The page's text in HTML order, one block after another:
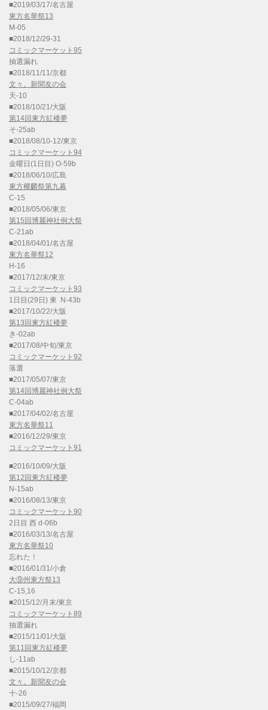
■2019/03/17/名古屋
東方名華祭13
M-05
■2018/12/29-31
コミックマーケット95
抽選漏れ
■2018/11/11/京都
文々。新聞友の会
天-10
■2018/10/21/大阪
第14回東方紅楼夢
そ-25ab
■2018/08/10-12/東京
コミックマーケット94
金曜日(1日目) O-59b
■2018/06/10/広島
東方椰麟祭第九幕
C-15
■2018/05/06/東京
第15回博麗神社例大祭
C-21ab
■2018/04/01/名古屋
東方名華祭12
H-16
■2017/12/末/東京
コミックマーケット93
1日目(29日) 東 N-43b
■2017/10/22/大阪
第13回東方紅楼夢
き-02ab
■2017/08/中旬/東京
コミックマーケット92
落選
■2017/05/07/東京
第14回博麗神社例大祭
C-04ab
■2017/04/02/名古屋
東方名華祭11
■2016/12/29/東京
コミックマーケット91
■2016/10/09/大阪
第12回東方紅楼夢
N-15ab
■2016/08/13/東京
コミックマーケット90
2日目 西 d-06b
■2016/03/13/名古屋
東方名華祭10
忘れた！
■2016/01/31/小倉
大⑨州東方祭13
C-15,16
■2015/12/月末/東京
コミックマーケット89
抽選漏れ
■2015/11/01/大阪
第11回東方紅楼夢
し-11ab
■2015/10/12/京都
文々。新聞友の会
十-26
■2015/09/27/福岡